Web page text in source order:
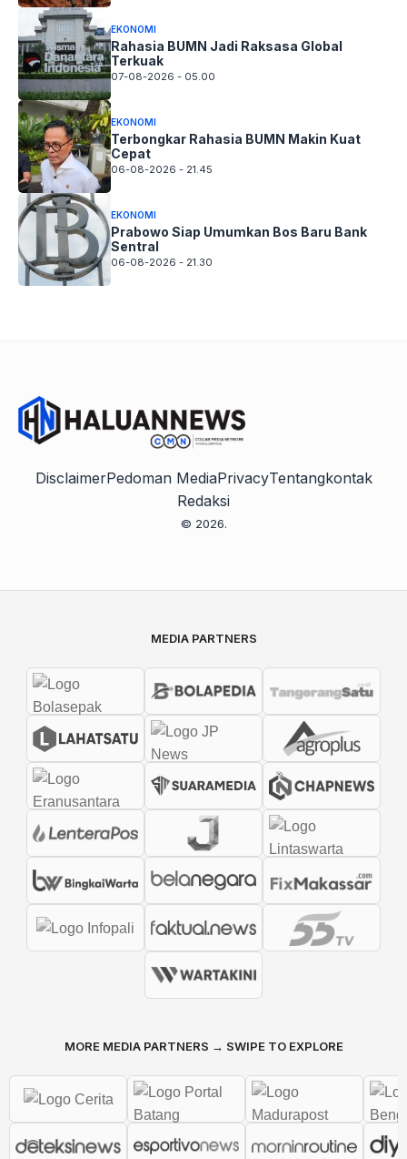
EKONOMI
Rahasia BUMN Jadi Raksasa Global
Terkuak
07-08-2026 - 05.00
EKONOMI
Terbongkar Rahasia BUMN Makin Kuat
Cepat
06-08-2026 - 21.45
EKONOMI
Prabowo Siap Umumkan Bos Baru Bank
Sentral
06-08-2026 - 21.30
DisclaimerPedoman MediaPrivacyTentangkontak
Redaksi
© 2026.
MEDIA PARTNERS
MORE MEDIA PARTNERS → SWIPE TO EXPLORE